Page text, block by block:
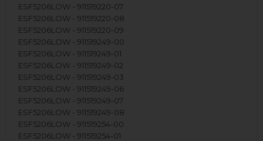
ESF5206LOW - 911519220-07
ESF5206LOW - 911519220-08
ESF5206LOW - 911519220-09
ESF5206LOW - 911519249-00
ESF5206LOW - 911519249-01
ESF5206LOW - 911519249-02
ESF5206LOW - 911519249-03
ESF5206LOW - 911519249-06
ESF5206LOW - 911519249-07
ESF5206LOW - 911519249-08
ESF5206LOW - 911519254-00
ESF5206LOW - 911519254-01